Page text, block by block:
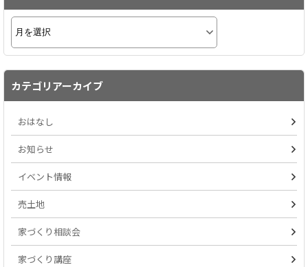
カテゴリアーカイブ
おはなし
お知らせ
イベント情報
売土地
家づくり相談会
家づくり講座